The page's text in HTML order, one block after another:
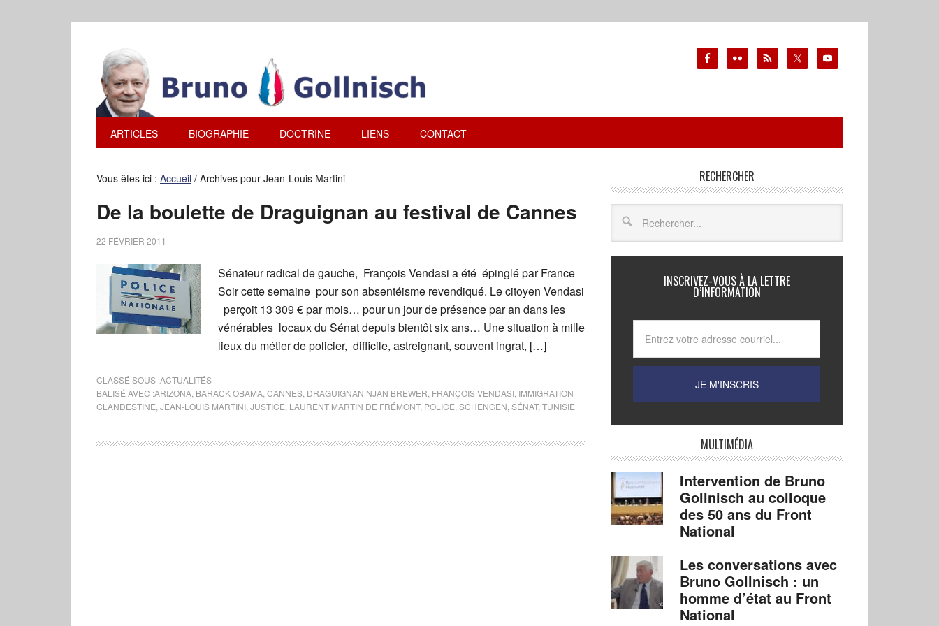
ARTICLES BIOGRAPHIE DOCTRINE LIENS CONTACT
Vous êtes ici : Accueil / Archives pour Jean-Louis Martini
De la boulette de Draguignan au festival de Cannes
22 FÉVRIER 2011
Sénateur radical de gauche, François Vendasi a été épinglé par France
Soir cette semaine pour son absentéisme revendiqué. Le citoyen Vendasi
perçoit 13 309 € par mois… pour un jour de présence par an dans les
vénérables locaux du Sénat depuis bientôt six ans… Une situation à mille
lieux du métier de policier, difficile, astreignant, souvent ingrat, […]
CLASSÉ SOUS :ACTUALITÉS
BALISÉ AVEC :ARIZONA BARACK OBAMA CANNES DRAGUIGNAN NJAN BREWER FRANÇOIS VENDASI IMMIGRATION
CLANDESTINE JEAN-LOUIS MARTINI JUSTICE LAURENT MARTIN DE FRÉMONT, POLICE SCHENGEN SÉNAT, TUNISIE
RECHERCHER
INSCRIVEZ-VOUS À LA LETTRE
D’INFORMATION
MULTIMÉDIA
Intervention de Bruno
Gollnisch au colloque
des 50 ans du Front
National
Les conversations avec
Bruno Gollnisch : un
homme d’état au Front
National